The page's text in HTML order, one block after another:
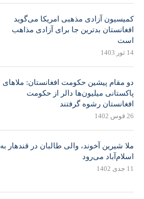
کمیسیون آزادی مذهبی امریکا می‌گوید
افغانستان بدترین جا برای آزادی مذاهب
است
14 ثور 1403
دو مقام پیشین حکومت افغانستان: ملاهای
پاکستانی میلیون‌ها دالر از حکومت
افغانستان رشوه گرفتند
26 قوس 1402
ملا شیرین آخوند، والی طالبان در قندهار به
اسلام‌آباد می‌رود
11 جدی 1402